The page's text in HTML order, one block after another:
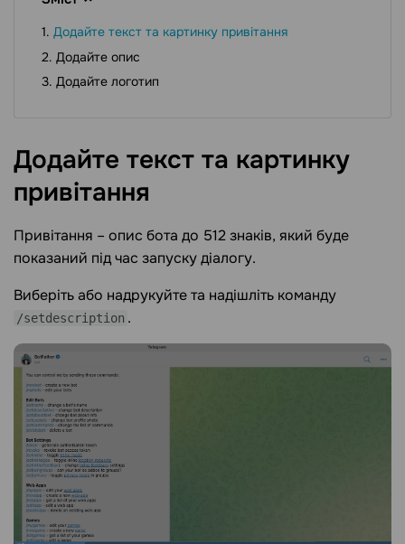
Додайте текст та картинку привітання
Додайте опис
Додайте логотип
Додайте текст та картинку
привітання
Привітання – опис бота до 512 знаків, який буде
показаний під час запуску діалогу.
Виберіть або надрукуйте та надішліть команду
/setdescription .